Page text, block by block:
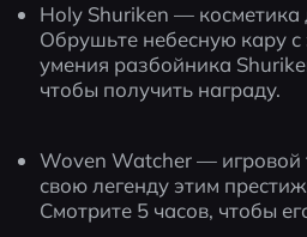
Holy Shuriken — косметика
Обрушьте небесную кару с
умения разбойника
чтобы получить награду.
Woven Watcher — игровой
свою легенду этим
Смотрите 5 часов, чтобы